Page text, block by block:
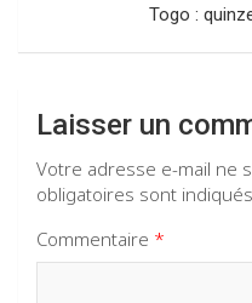
Togo :
Laisser un
Votre adresse e-mail ne
obligatoires sont
Commentaire *